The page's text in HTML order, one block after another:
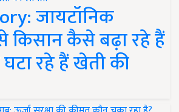
जायटॉनिक
किसान कैसे बढ़ा रहे हैं
रहे हैं खेती की